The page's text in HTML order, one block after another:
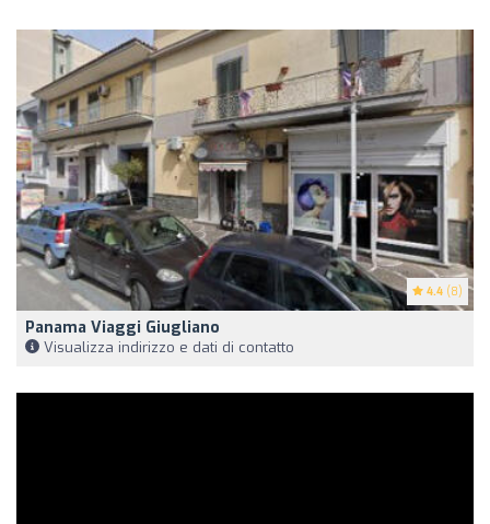
4.4 (8)
Panama Viaggi Giugliano
Visualizza indirizzo e dati di contatto